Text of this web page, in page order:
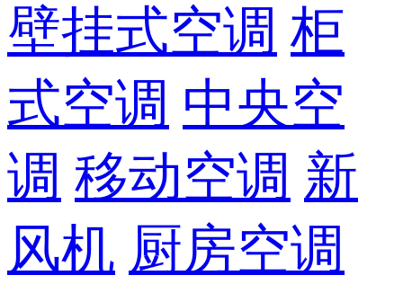
壁挂式空调 柜
式空调 中央空
调 移动空调 新
风机 厨房空调